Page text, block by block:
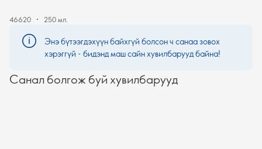
46620 250 мл.
Энэ бүтээгдэхүүн байхгүй болсон ч санаа зовох
хэрэггүй - бидэнд маш сайн хувилбарууд байна!
Санал болгож буй хувилбарууд